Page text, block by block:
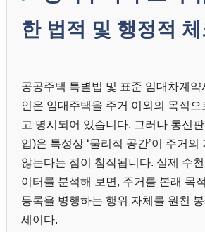
한 법적 및 행정적
공공주택 특별법 및 표준 임대차계
인은 임대주택을 주거 이외의 목적
고 명시되어 있습니다. 그러나 통신
업)은 특성상 ‘물리적 공간’이 주거의
않는다는 점이 참작됩니다. 실제 수
이터를 분석해 보면, 주거를 본래 목
등록을 병행하는 행위 자체를 원천
세이다.